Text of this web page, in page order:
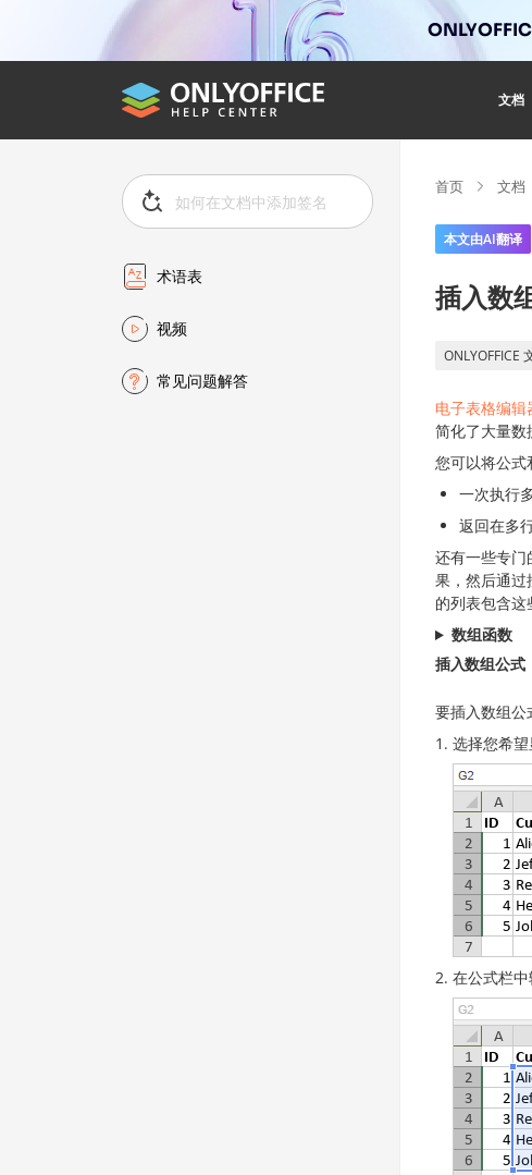
文档
术语表
视频
常见问题解答
首页 文档
本文由AI翻译
插入数
ONLYOFFICE
电子表格编辑
简化了大量数
您可以将公式
一次执行
返回在多
还有一些专门
果，然后通过
的列表包含这
数组函数
插入数组公式
要插入数组公
选择您希望
在公式栏